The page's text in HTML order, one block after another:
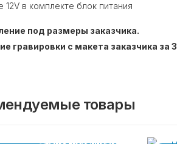
12V в комплекте блок питания⠀
под размеры заказчика.
гравировки с макета заказчика
товары